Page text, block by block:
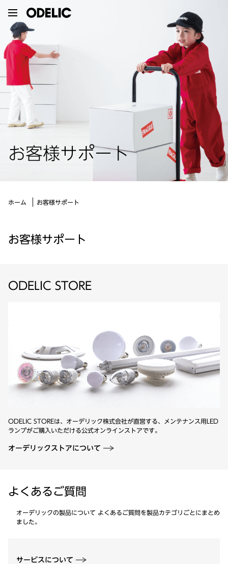
お客様サポート
ホーム お客様サポート
お客様サポート
ODELIC STORE
ODELIC STOREは、オーデリック株式会社が直営する、メンテナンス用LED
ランプがご購入いただける公式オンラインストアです。
オーデリックストアについて
よくあるご質問
オーデリックの製品について よくあるご質問を製品カテゴリごとにまとめ
ました。
サービスについて